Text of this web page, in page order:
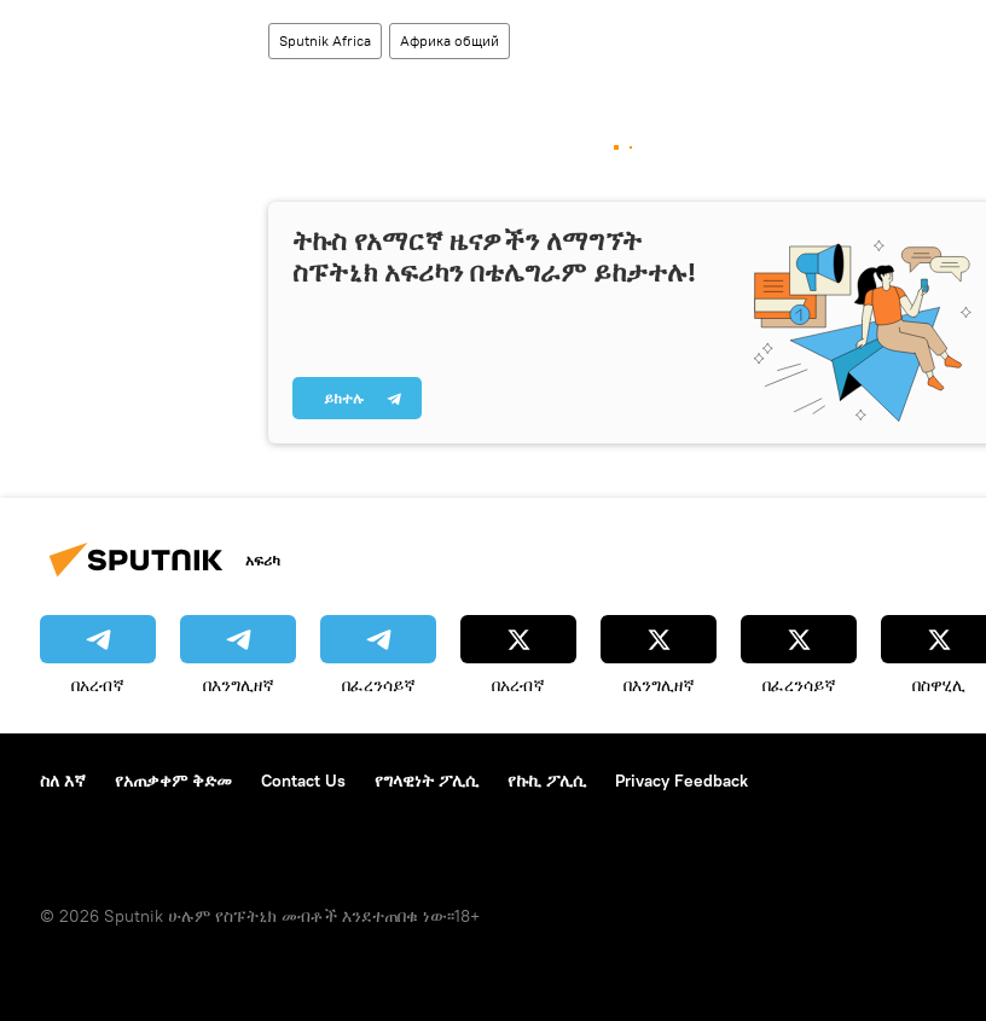
Sputnik Africa Африка общий
ትኩስ የአማርኛ ዜናዎችን ለማግኘት
ስፑትኒክ አፍሪካን በቴሌግራም ይከታተሉ!
ይከተሉ
አፍሪካ
በአረብኛ በእንግሊዘኛ በፈረንሳይኛ በአረብኛ በእንግሊዘኛ በፈረንሳይኛ በስዋሂሊ
ስለ እኛ የአጠቃቀም ቅድመ Contact Us የግላዊነት ፖሊሲ የኩኪ ፖሊሲ Privacy Feedback
© 2026 Sputnik ሁሉም የስፑትኒክ መብቶች እንደተጠበቁ ነው፡፡18+